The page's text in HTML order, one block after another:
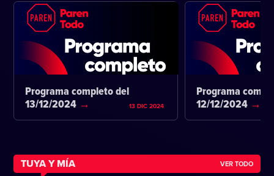
Programa completo del
13/12/2024
13 DIC 2024
Programa
12/12/2024
TUYA Y MÍA VER TODO